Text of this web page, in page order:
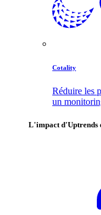
Cotality
Réduire les
un
L'impact d'Uptrends